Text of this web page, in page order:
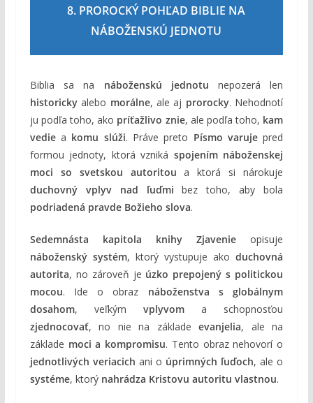
8. PROROCKÝ POHĽAD BIBLIE NA
NÁBOŽENSKÚ JEDNOTU
Biblia sa na náboženskú jednotu nepozerá len
historickyalebo morálne, ale aj prorocky. Nehodnotí
ju podľa toho, ako príťažlivo znie, ale podľa toho, kam
vediea komu slúži. Práve preto Písmo varujepred
formou jednoty, ktorá vzniká spojením náboženskej
moci so svetskou autoritou a ktorá si nárokuje
duchovný vplyv nad ľuďmi bez toho, aby bola
podriadená pravde Božieho slova.
Sedemnásta kapitola knihy Zjavenie opisuje
náboženský systém, ktorý vystupuje akoduchovná
autorita, no zároveň je úzko prepojený s politickou
mocou. Ide o obraz náboženstva s globálnym
dosahom, veľkým vplyvom a schopnosťou
zjednocovať, no nie na základeevanjelia, ale na
základe moci a kompromisu. Tento obraz nehovorí o
jednotlivých veriacich ani o úprimných ľuďoch, ale o
systéme, ktorý nahrádza Kristovu autoritu vlastnou.